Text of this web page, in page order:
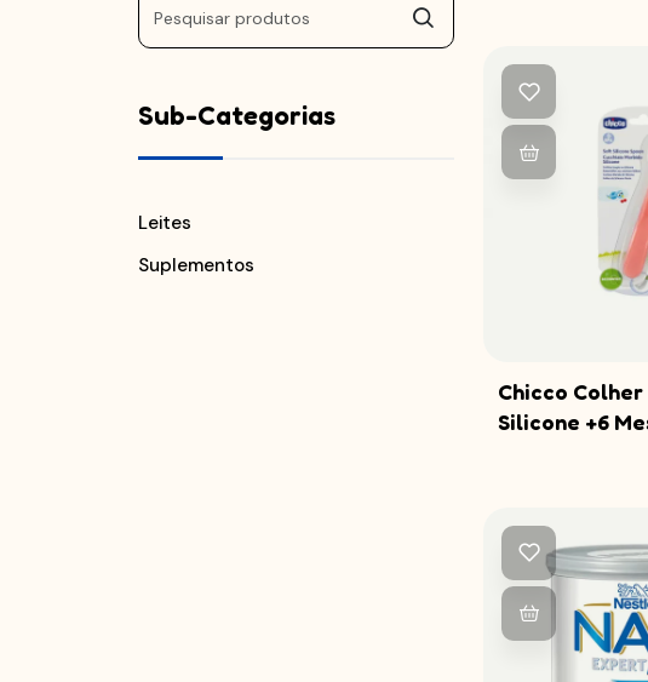
Sub-Categorias
Leites
Suplementos
Chicco Colher
Silicone +6